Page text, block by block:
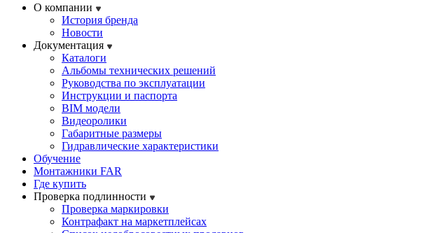
О компании
История бренда
Новости
Документация
Каталоги
Альбомы технических решений
Руководства по эксплуатации
Инструкции и паспорта
BIM модели
Видеоролики
Габаритные размеры
Гидравлические характеристики
Обучение
Монтажники FAR
Где купить
Проверка подлинности
Проверка маркировки
Контрафакт на маркетплейсах